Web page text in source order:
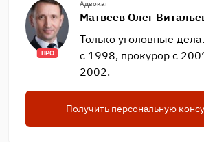
ПРО
Адвокат
Матвеев Олег
Только уголовные
с 1998, прокурор с
2002.
Получить персональную